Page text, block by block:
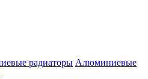
Алюминиевые